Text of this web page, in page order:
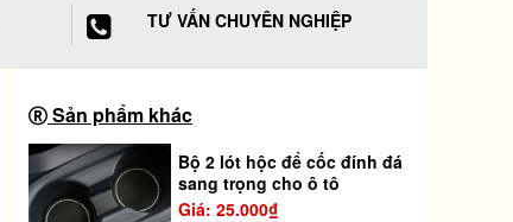
TƯ VẤN CHUYÊN NGHIỆP
Sản phẩm khác
Bộ 2 lót hộc để cốc đính đá
sang trọng cho ô tô
Giá: 25.000₫